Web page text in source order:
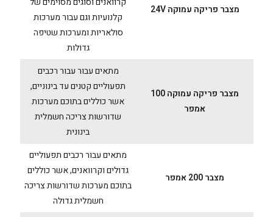
מצבר פריקה עמוקה 24V
קלנועיות וגם עבור מערכות
סולאריות ומערכות שטיפה
גדולות
מצבר פריקה עמוקה 100
אמפר
מתאים עבור עבור רכבים
תפעוליים קטנים עד בינוניים,
אשר כוללים בתוכם מערכות
שדורשות צריכה חשמלית
בינונית
מצבר 200 אמפר
מתאים עבור רכבים תפעוליים
גדולים וקרוואנים, אשר כוללים
בתוכם מערכות שדורשות צריכה
חשמלית גדולה